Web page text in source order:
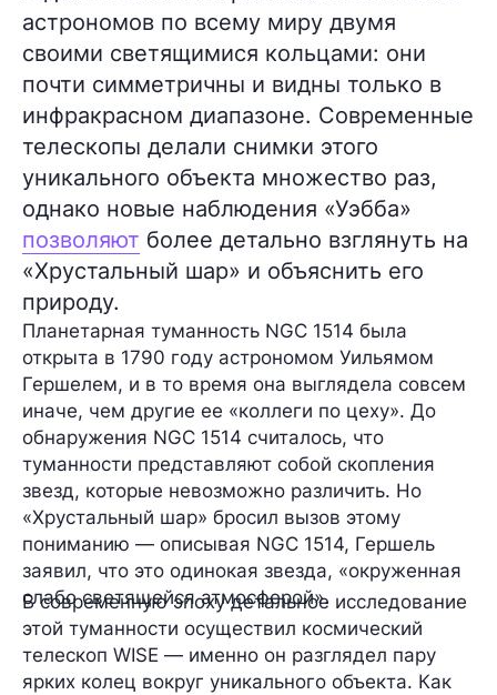
астрономов по всему миру двумя
своими светящимися кольцами: они
почти симметричны и видны только в
инфракрасном диапазоне. Современные
телескопы делали снимки этого
уникального объекта множество раз,
однако новые наблюдения «Уэбба»
позволяют более детально взглянуть на
«Хрустальный шар» и объяснить его
природу.
Планетарная туманность NGC 1514 была
открыта в 1790 году астрономом Уильямом
Гершелем, и в то время она выглядела совсем
иначе, чем другие ее «коллеги по цеху». До
обнаружения NGC 1514 считалось, что
туманности представляют собой скопления
звезд, которые невозможно различить. Но
«Хрустальный шар» бросил вызов этому
пониманию — описывая NGC 1514, Гершель
заявил, что это одинокая звезда, «окруженная
слабо светящейся атмосферой».
В современную эпоху детальное исследование
этой туманности осуществил космический
телескоп WISE — именно он разглядел пару
ярких колец вокруг уникального объекта. Как